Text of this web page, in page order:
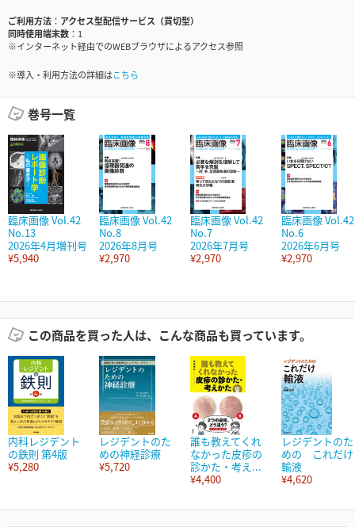
ご利用方法
アクセス型配信サービス（買切型）
同時使用端末数
1
※インターネット経由でのWEBブラウザによるアクセス参照
※導入・利用方法の詳細はこちら
巻号一覧
臨床画像 Vol.42
No.13
2026年4月増刊号
¥5,940
臨床画像 Vol.42
No.8
2026年8月号
¥2,970
臨床画像 Vol.42
No.7
2026年7月号
¥2,970
臨床画像 Vol.42
No.6
2026年6月号
¥2,970
この商品を買った人は、こんな商品も買っています。
内科レジデント
の鉄則 第4版
¥5,280
レジデントのた
めの神経診療
¥5,720
誰も教えてくれ
なかった皮疹の
診かた・考え...
¥4,400
レジデントのた
めの これだけ
輸液
¥4,620